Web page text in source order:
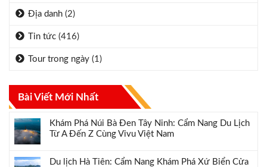
Địa danh (2)
Tin tức (416)
Tour trong ngày (1)
Bài Viết Mới Nhất
Khám Phá Núi Bà Đen Tây Ninh: Cẩm Nang Du Lịch
Từ A Đến Z Cùng Vivu Việt Nam
Du lịch Hà Tiên: Cẩm Nang Khám Phá Xứ Biển Cửa